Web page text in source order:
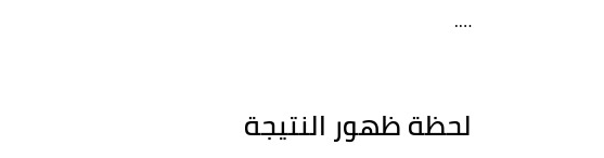
….
لحظة ظهور النتيجة